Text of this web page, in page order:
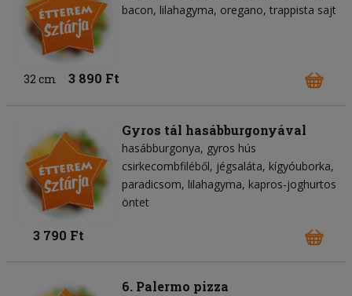
bacon lilahagyma oregano trappista sajt
32 cm 3 890 Ft
Gyros tál hasábburgonyával
hasábburgonya gyros hús
csirkecombfiléből jégsaláta kígyóuborka
paradicsom lilahagyma kapros-joghurtos
öntet
3 790 Ft
6. Palermo pizza